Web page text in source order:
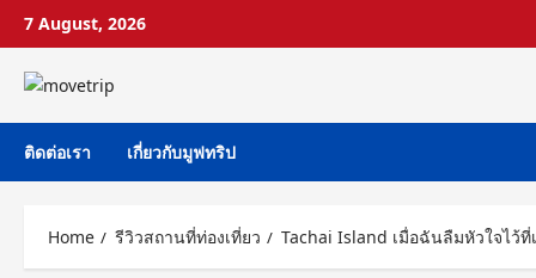
Skip
content
7 August, 2026
ติดต่อเรา เกี่ยวกับมูฟทริป
Home รีวิวสถานที่ท่องเที่ยว Tachai Island เมื่อฉันลืมหัวใจไว้ที่